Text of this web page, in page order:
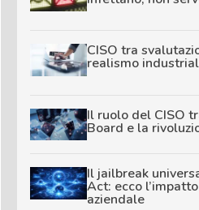
CISO tra
realismo
Il ruolo del CISO
Board e la
Il jailbreak
Act: ecco
aziendale